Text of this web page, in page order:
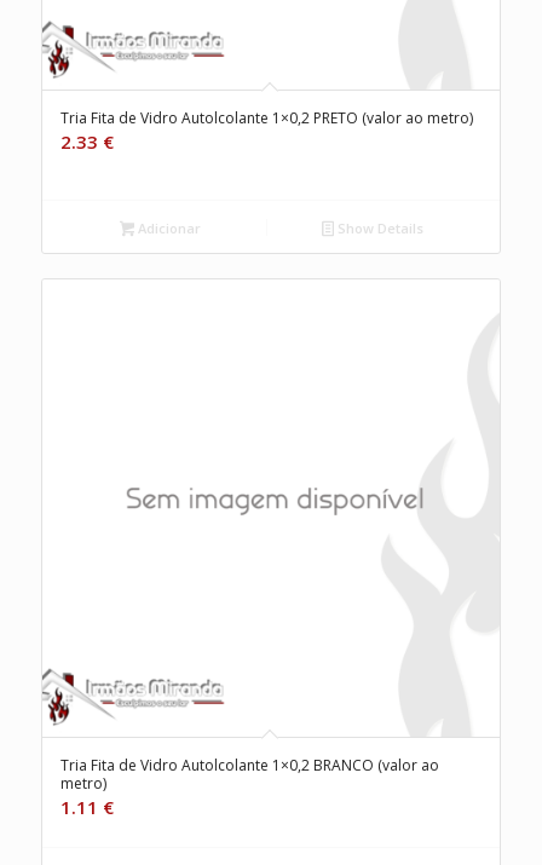
Tria Fita de Vidro Autolcolante 1×0,2 PRETO (valor ao metro)
2.33 €
Adicionar Show Details
Tria Fita de Vidro Autolcolante 1×0,2 BRANCO (valor ao
metro)
1.11 €